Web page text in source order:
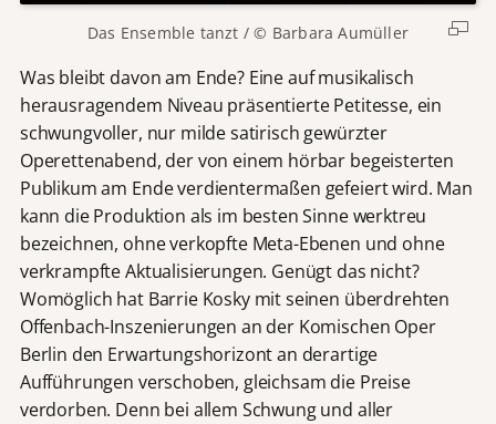
Das Ensemble tanzt / © Barbara Aumüller
Was bleibt davon am Ende? Eine auf musikalisch
herausragendem Niveau präsentierte Petitesse, ein
schwungvoller, nur milde satirisch gewürzter
Operettenabend, der von einem hörbar begeisterten
Publikum am Ende verdientermaßen gefeiert wird. Man
kann die Produktion als im besten Sinne werktreu
bezeichnen, ohne verkopfte Meta-Ebenen und ohne
verkrampfte Aktualisierungen. Genügt das nicht?
Womöglich hat Barrie Kosky mit seinen überdrehten
Offenbach-Inszenierungen an der Komischen Oper
Berlin den Erwartungshorizont an derartige
Aufführungen verschoben, gleichsam die Preise
verdorben. Denn bei allem Schwung und aller